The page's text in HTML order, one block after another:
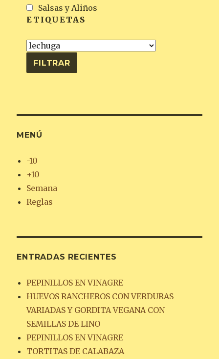
Salsas y Aliños
ETIQUETAS
MENÚ
-10
+10
Semana
Reglas
ENTRADAS RECIENTES
PEPINILLOS EN VINAGRE
HUEVOS RANCHEROS CON VERDURAS
VARIADAS Y GORDITA VEGANA CON
SEMILLAS DE LINO
PEPINILLOS EN VINAGRE
TORTITAS DE CALABAZA